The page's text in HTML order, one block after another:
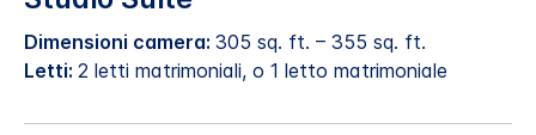
Dimensioni camera: 305 sq. ft. – 355 sq. ft.
Letti: 2 letti matrimoniali, o 1 letto matrimoniale